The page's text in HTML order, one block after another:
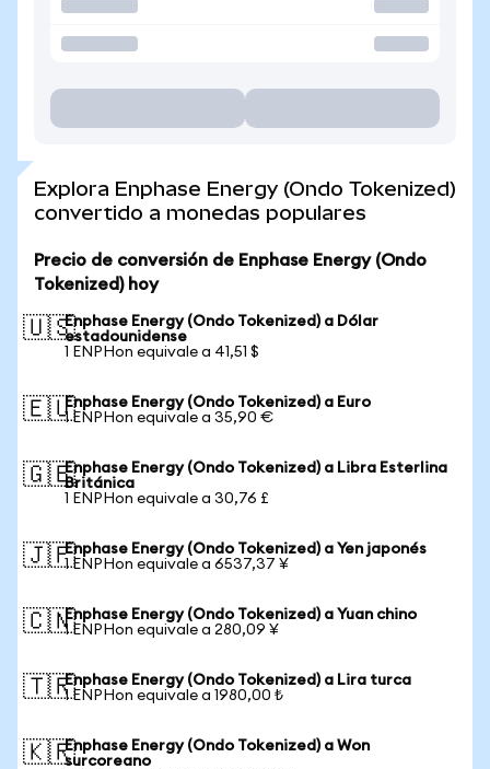
Explora Enphase Energy (Ondo Tokenized)
convertido a monedas populares
Precio de conversión de Enphase Energy (Ondo
Tokenized) hoy
🇺🇸Enphase Energy (Ondo Tokenized) a Dólar
estadounidense
1 ENPHon equivale a 41,51 $
🇪🇺Enphase Energy (Ondo Tokenized) a Euro
1 ENPHon equivale a 35,90 €
🇬🇧Enphase Energy (Ondo Tokenized) a Libra Esterlina
Británica
1 ENPHon equivale a 30,76 £
🇯🇵Enphase Energy (Ondo Tokenized) a Yen japonés
1 ENPHon equivale a 6537,37 ¥
🇨🇳Enphase Energy (Ondo Tokenized) a Yuan chino
1 ENPHon equivale a 280,09 ¥
🇹🇷Enphase Energy (Ondo Tokenized) a Lira turca
1 ENPHon equivale a 1980,00 ₺
🇰🇷Enphase Energy (Ondo Tokenized) a Won
surcoreano